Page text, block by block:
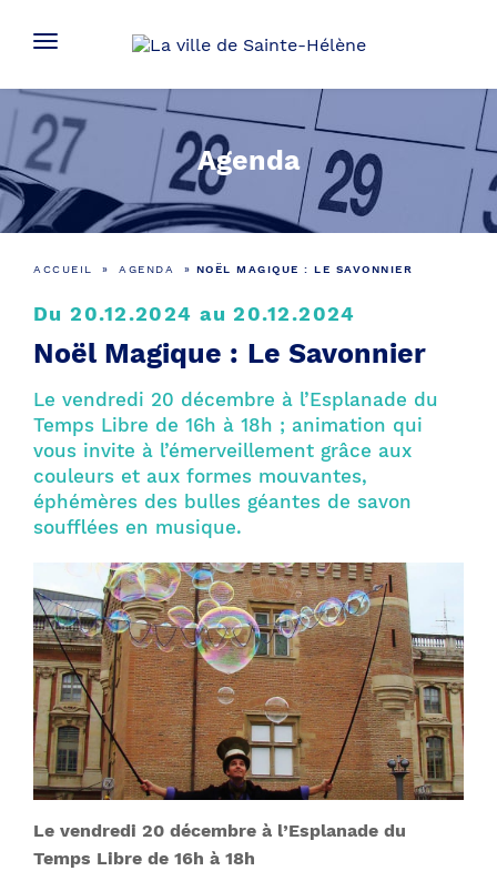
Agenda
ACCUEIL » AGENDA » NOËL MAGIQUE : LE SAVONNIER
Du 20.12.2024 au 20.12.2024
Noël Magique : Le Savonnier
Le vendredi 20 décembre à l’Esplanade du
Temps Libre de 16h à 18h ; animation qui
vous invite à l’émerveillement grâce aux
couleurs et aux formes mouvantes,
éphémères des bulles géantes de savon
soufflées en musique.
Le vendredi 20 décembre à l’Esplanade du
Temps Libre de 16h à 18h